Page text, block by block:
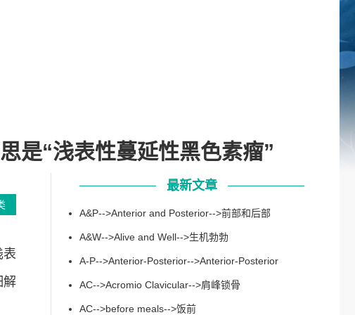
是“浅表性蔓延性黑色素瘤”
表
解
最新文章
A&P-->Anterior and Posterior-->前部和后部
A&W-->Alive and Well-->生机勃勃
A-P-->Anterior-Posterior-->Anterior-Posterior
AC-->Acromio Clavicular-->肩峰锁骨
AC-->before meals-->饭前